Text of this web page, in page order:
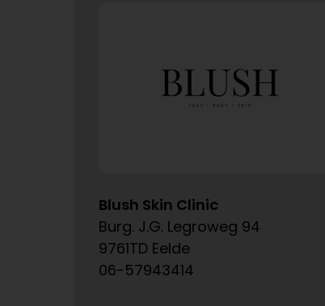
Blush Skin Clinic
Burg. J.G. Legroweg 94
9761TD Eelde
06-57943414